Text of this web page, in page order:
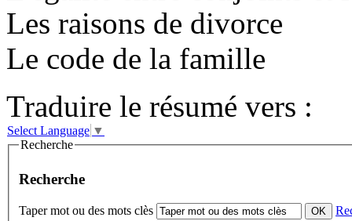
Les raisons de divorce
Le code de la famille
Traduire le résumé vers :
Select Language ▼
Recherche
Recherche
Taper mot ou des mots clès